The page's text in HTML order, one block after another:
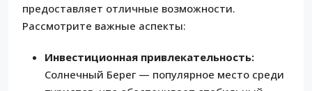
предоставляет отличные возможности.
Рассмотрите важные аспекты:
Инвестиционная привлекательность:
Солнечный Берег — популярное место среди